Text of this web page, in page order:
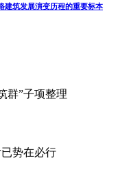
筑发展演变历程的重要标本